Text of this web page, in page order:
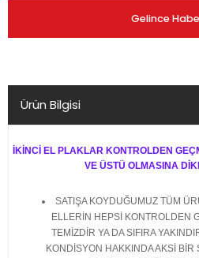
Gelince
Ürün Bilgisi
İKİNCİ EL PLAKLAR KONTROLDEN
VE ÜSTÜ OLMASINA
SATIŞA KOYDUĞUMUZ TÜM
ELLERİN HEPSİ KONTROLDEN
TEMİZDİR YA DA SIFIRA
KONDİSYON HAKKINDA AKSİ BİR